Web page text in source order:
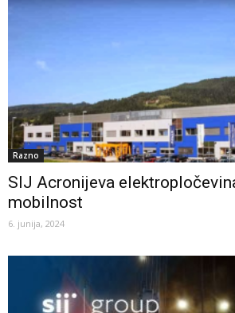
Razno
SIJ Acronijeva
mobilnost
6. junija, 2024